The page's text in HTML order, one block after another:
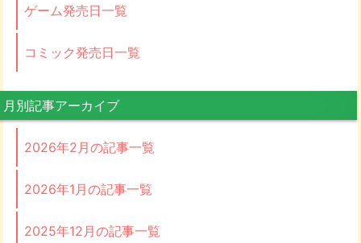
ゲーム発売日一覧
コミック発売日一覧
月別記事アーカイブ
2026年2月の記事一覧
2026年1月の記事一覧
2025年12月の記事一覧